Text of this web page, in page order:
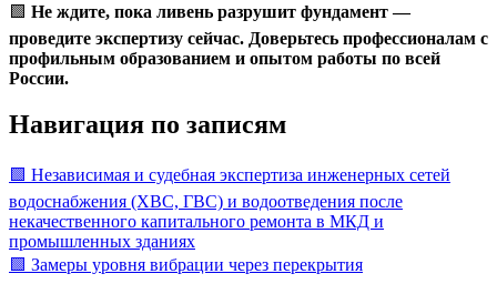
🟩 Не ждите, пока ливень разрушит фундамент —
проведите экспертизу сейчас. Доверьтесь профессионалам с
профильным образованием и опытом работы по всей
России.
Навигация по записям
🟩 Независимая и судебная экспертиза инженерных сетей
водоснабжения (ХВС, ГВС) и водоотведения после
некачественного капитального ремонта в МКД и
промышленных зданиях
🟩 Замеры уровня вибрации через перекрытия